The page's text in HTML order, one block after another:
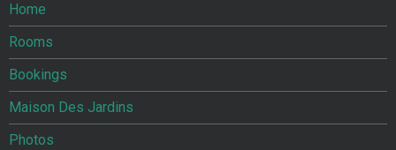
Home
Rooms
Bookings
Maison Des Jardins
Photos